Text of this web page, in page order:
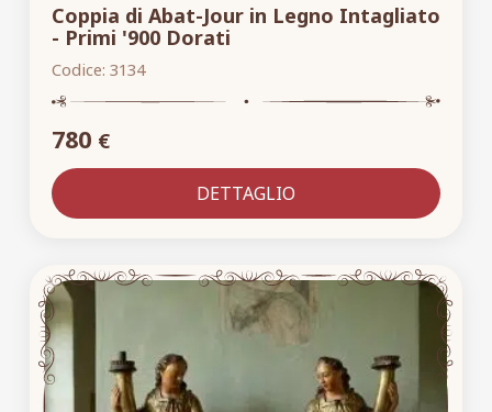
Coppia di Abat-Jour in Legno Intagliato
- Primi '900 Dorati
Codice: 3134
780 €
DETTAGLIO